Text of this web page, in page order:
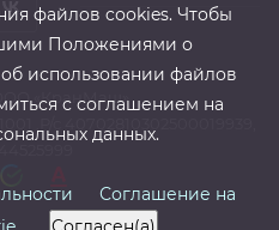
«КранМаш»
,Р/с 40702810302500019939,
файлов cооkies. Чтобы
Положениями о
использовании файлов
с соглашением на
данных.
Соглашение на